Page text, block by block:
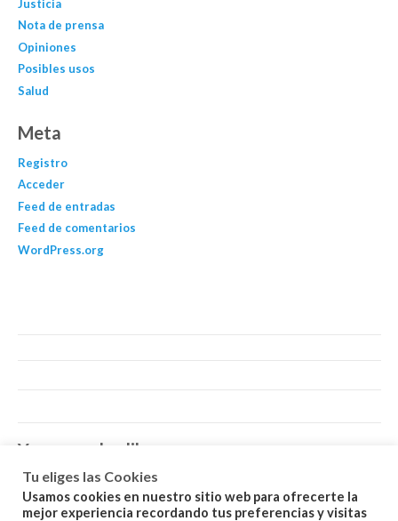
Justicia
Nota de prensa
Opiniones
Posibles usos
Salud
Meta
Registro
Acceder
Feed de entradas
Feed de comentarios
WordPress.org
You may also like…
Tu eliges las Cookies
Usamos cookies en nuestro sitio web para ofrecerte la
mejor experiencia recordando tus preferencias y visitas